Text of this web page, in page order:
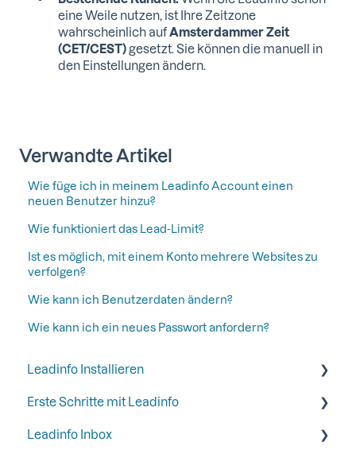
eine Weile nutzen, ist Ihre Zeitzone
wahrscheinlich aufAmsterdammer Zeit
(CET/CEST) gesetzt. Sie können die manuell in
den Einstellungen ändern.
Verwandte Artikel
Wie füge ich in meinem Leadinfo Account einen
neuen Benutzer hinzu?
Wie funktioniert das Lead-Limit?
Ist es möglich, mit einem Konto mehrere Websites zu
verfolgen?
Wie kann ich Benutzerdaten ändern?
Wie kann ich ein neues Passwort anfordern?
Leadinfo Installieren
Anfangen mit Leadinfo
Leadinfo zur Datenschutzerklärung hinzufügen
Erste Schritte mit Leadinfo
Schritt 1: Geben Sie Ihren Kollegen Zugang
Leadinfo Inbox